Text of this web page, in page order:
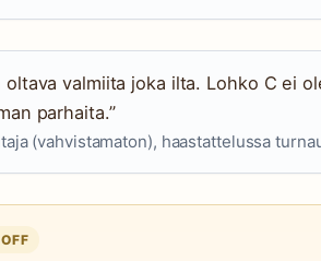
oltava valmiita joka ilta. Lohko C ei
parhaita.”
(vahvistamaton), haastattelussa